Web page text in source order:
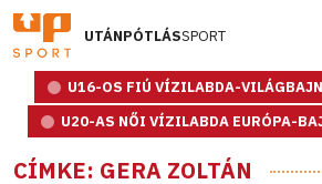
UTÁNPÓTLÁSSPORT
U16-OS FIÚ VÍZILABDA-
U20-AS NŐI VÍZILABDA EURÓPA-
CÍMKE: GERA ZOLTÁN